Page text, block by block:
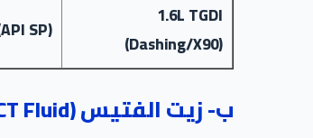
1.6L TGDI
(Dashing/X90)
SP)
ب- زيت الفتيس (DCT Fluid)